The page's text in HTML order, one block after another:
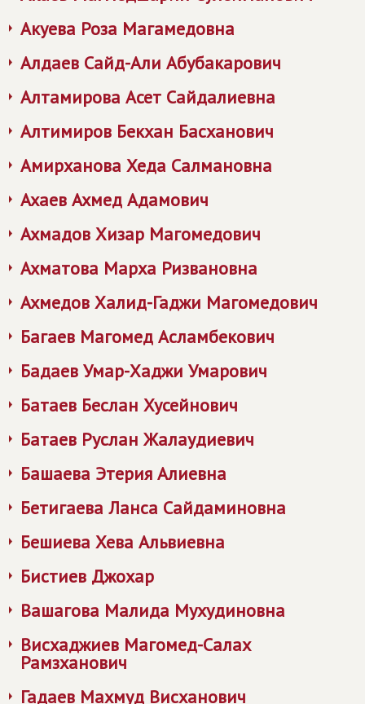
Акуева Роза Магамедовна
Алдаев Сайд-Али Абубакарович
Алтамирова Асет Сайдалиевна
Алтимиров Бекхан Басханович
Амирханова Хеда Салмановна
Ахаев Ахмед Адамович
Ахмадов Хизар Магомедович
Ахматова Марха Ризвановна
Ахмедов Халид-Гаджи Магомедович
Багаев Магомед Асламбекович
Бадаев Умар-Хаджи Умарович
Батаев Беслан Хусейнович
Батаев Руслан Жалаудиевич
Башаева Этерия Алиевна
Бетигаева Ланса Сайдаминовна
Бешиева Хева Альвиевна
Бистиев Джохар
Вашагова Малида Мухудиновна
Висхаджиев Магомед-Салах
Рамзханович
Гадаев Махмуд Висханович